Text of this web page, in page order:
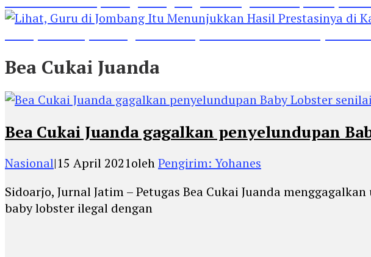
Bea Cukai Juanda
Bea Cukai Juanda gagalkan penyelundupan
Nasional|15 April 2021olehPengirim: Yohanes
Sidoarjo, Jurnal Jatim – Petugas Bea Cukai Juanda
baby lobster ilegal dengan